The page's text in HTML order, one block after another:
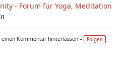
- Forum für Yoga, Meditation
Kommentar hinterlassen – Folgen